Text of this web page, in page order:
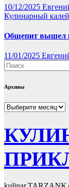
10/12/2025
Кулинарный
Общепит вышел
11/01/2025
Архивы
Архивы